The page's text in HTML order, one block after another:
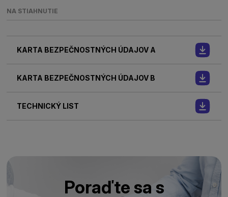
NA STIAHNUTIE
KARTA BEZPEČNOSTNÝCH ÚDAJOV A
KARTA BEZPEČNOSTNÝCH ÚDAJOV B
TECHNICKÝ LIST
Poraďte sa s